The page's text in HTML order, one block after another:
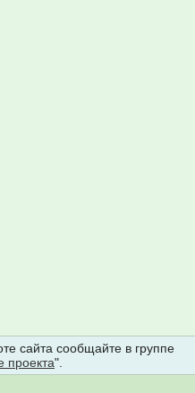
сайта сообщайте в группе
проекта".